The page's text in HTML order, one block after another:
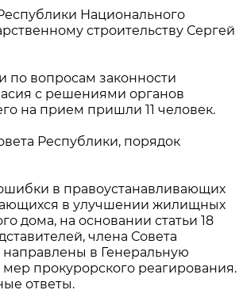
Национального
строительству Сергей
по вопросам законности
с решениями органов
на прием пришли 11 человек.
Республики, порядок
в правоустанавливающих
в улучшении жилищных
дома, на основании статьи 18
члена Совета
в Генеральную
прокурорского реагирования.
ответы.